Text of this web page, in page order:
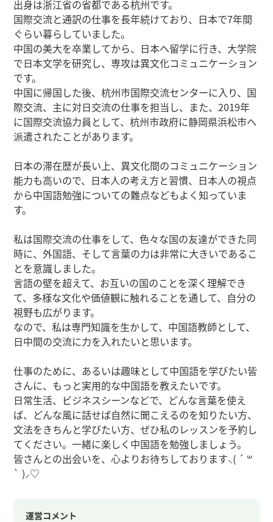
出身は浙江省の省都である杭州です。
国際交流と通訳の仕事を長年続けており、日本で7年間
ぐらい暮らしていました。
中国の美大を卒業してから、日本へ留学に行き、大学院
で日本文学を研究し、専攻は異文化コミュニケーション
です。
中国に帰国した後、杭州市国際交流センターに入り、国
際交流、主に対日交流の仕事を担当し、また、2019年
に国際交流協力員として、杭州市政府に静岡県浜松市へ
派遣されたことがあります。
日本の滞在歴が長い上、異文化間のコミュニケーション
能力も高いので、日本人の考え方と習慣、日本人の視点
から中国語勉強についての難点などもよく知っていま
す。
私は国際交流の仕事をして、色々な国の友達ができた同
時に、外国語、そして言葉の力は非常に大きいであるこ
とを意識しました。
言語の壁を超えて、お互いの国のことを深く理解でき
て、多様な文化や価値観に触れることを通して、自分の
視野も広がります。
なので、私は専門知識を生かして、中国語教師として、
日中間の交流に力を入れたいと思います。
仕事のために、あるいは趣味として中国語を学びたい皆
さんに、もっと実用的な中国語を教えたいです。
日常生活、ビジネスシーンなどで、どんな言葉を使え
ば、どんな風に話せば自然に聞こえるのを知りたい方、
文法をきちんと学びたい方、ぜひ私のレッスンを予約し
てください。一緒に楽しく中国語を勉強しましょう。
皆さんとの出会いを、心よりお待ちしております⸜( ´ ꒳
` )⸝♡︎
運営コメント